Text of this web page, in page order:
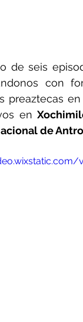
de seis
con
preaztecas en
en
de